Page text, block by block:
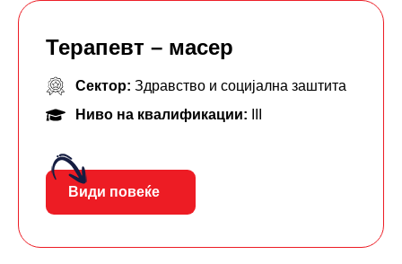
Терапевт – масер
Сектор: Здравство и социјална заштита
Ниво на квалификации:
Види повеќе